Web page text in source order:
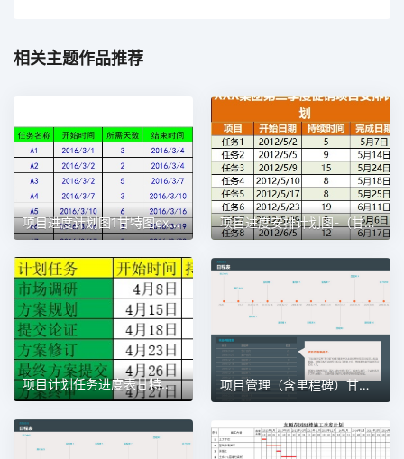
相关主题作品推荐
项目进度计划图1甘特图excel模板 项目进度安排计划图-（甘特图）1甘特图excel模板
项目计划任务进度表甘特图1甘特图excel模板 项目管理（含里程碑）甘特图excel模板